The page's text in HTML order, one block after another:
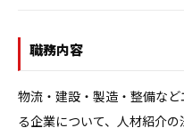
職務内容
物流・建設・製造・整備な
る企業について、人材紹介の